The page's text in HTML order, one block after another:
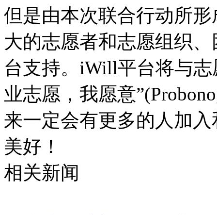
但是由本次联合行动所
大的志愿者和志愿组织
台支持。iWill平台将与
业志愿，我愿意
来一定会有更多的人加
美好！
相关新闻